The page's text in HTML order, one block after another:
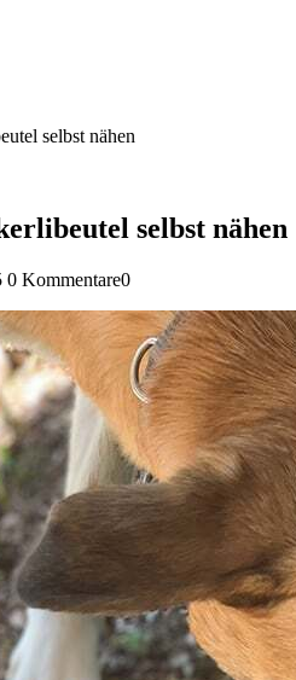
selbst nähen
selbst nähen
0 Kommentare0